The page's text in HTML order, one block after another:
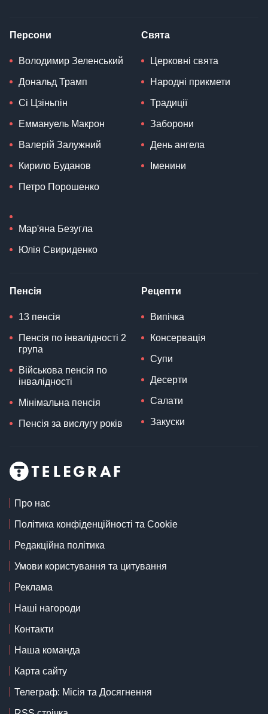
Персони
Володимир Зеленський
Дональд Трамп
Сі Цзіньпін
Еммануель Макрон
Валерій Залужний
Кирило Буданов
Петро Порошенко
Мар'яна Безугла
Юлія Свириденко
Свята
Церковні свята
Народні прикмети
Традиції
Заборони
День ангела
Іменини
Пенсія
13 пенсія
Пенсія по інвалідності 2
група
Військова пенсія по
інвалідності
Мінімальна пенсія
Пенсія за вислугу років
Рецепти
Випічка
Консервація
Супи
Десерти
Салати
Закуски
Про нас
Політика конфіденційності та Cookie
Редакційна політика
Умови користування та цитування
Реклама
Наші нагороди
Контакти
Наша команда
Карта сайту
Телеграф: Місія та Досягнення